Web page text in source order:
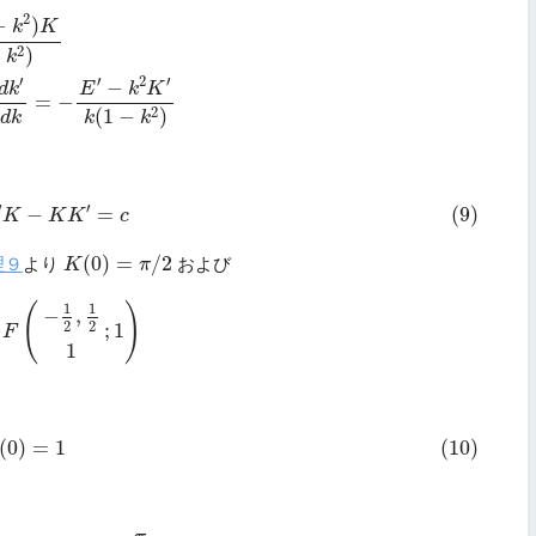
k2)K
k2)
k′
dk
= −
E′ − k2K ′
k(1 − k2)
(1−k2
K − KK′ = c (9)
E′ −KK′=
より K(0) = π/2
K(0)= 2 および
F ( − 1
2 , 1
2
1
; 1 )
−1 ,1 1 )
(0) = 1 (10)
E′ =